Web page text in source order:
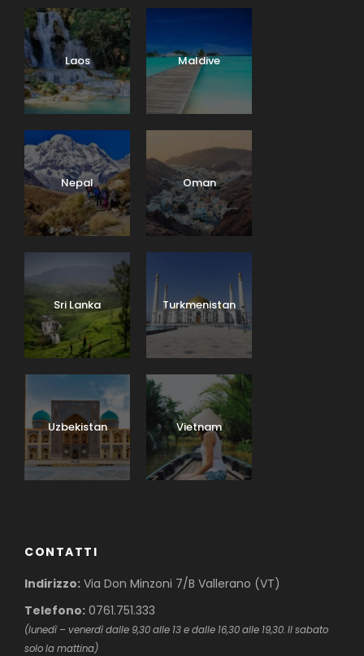
Laos Maldive
Nepal Oman
Sri Lanka Turkmenistan
Uzbekistan Vietnam
CONTATTI
Indirizzo: Via Don Minzoni 7/B Vallerano (VT)
Telefono: 0761.751.333
(lunedì – venerdì dalle 9,30 alle 13 e dalle 16,30 alle 19,30. Il sabato
solo la mattina)